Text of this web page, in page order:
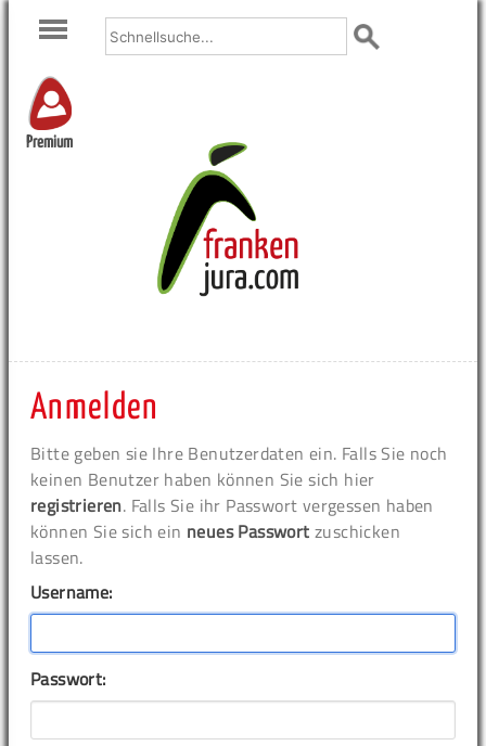
Premium
Anmelden
Bitte geben sie Ihre Benutzerdaten ein. Falls Sie noch
keinen Benutzer haben können Sie sich hier
registrieren. Falls Sie ihr Passwort vergessen haben
können Sie sich ein neues Passwort zuschicken
lassen.
Username:
Passwort: